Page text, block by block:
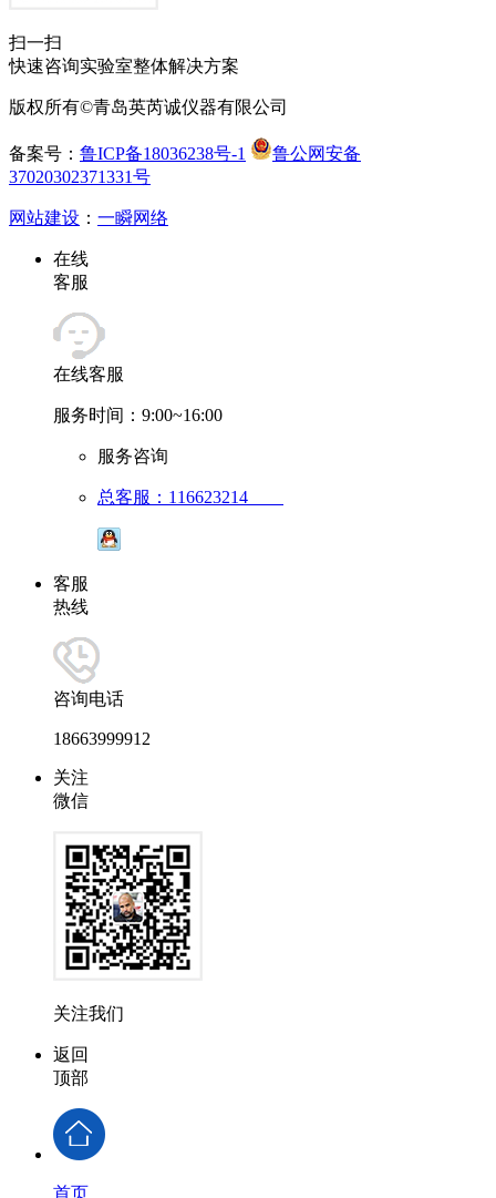
扫一扫
快速咨询实验室整体解决方案
版权所有©青岛英芮诚仪器有限公司
备案号： 鲁ICP备18036238号-1
鲁公网安备
37020302371331号
网站建设 ： 一瞬网络
在线
客服
在线客服
服务时间：9:00~16:00
服务咨询
总客服：116623214
客服
热线
咨询电话
18663999912
关注
微信
关注我们
返回
顶部
首页